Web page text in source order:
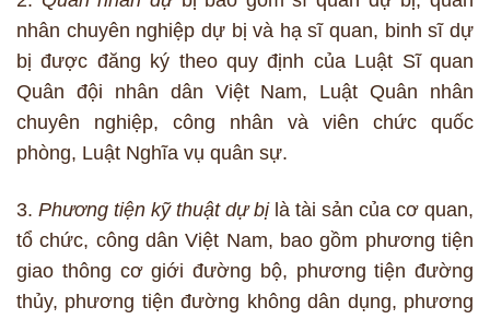
nhân chuyên nghiệp dự bị và hạ sĩ quan, binh sĩ dự
bị được đăng ký theo quy định của Luật Sĩ quan
Quân đội nhân dân Việt Nam, Luật Quân nhân
chuyên nghiệp, công nhân và viên chức quốc
phòng, Luật Nghĩa vụ quân sự.
3. Phương tiện kỹ thuật dự bịlà tài sản của cơ quan,
tổ chức, công dân Việt Nam, bao gồm phương tiện
giao thông cơ giới đường bộ, phương tiện đường
thủy, phương tiện đường không dân dụng, phương